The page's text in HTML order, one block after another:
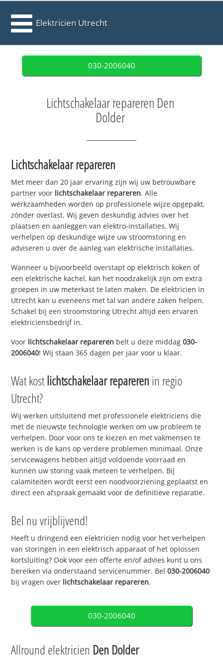
Elektricien Utrecht
030-2006040
Lichtschakelaar repareren Den
Dolder
Lichtschakelaar repareren
Met meer dan 20 jaar ervaring zijn wij uw betrouwbare
partner voor lichtschakelaar repareren. Alle
werkzaamheden worden op professionele wijze opgepakt,
zónder overlast. Wij geven deskundig advies over het
plaatsen en aanleggen van elektro-installaties. Wij
verhelpen op deskundige wijze uw stroomstoring en
adviseren u over de aanleg van elektrische installaties.
Wanneer u bijvoorbeeld overstapt op elektrisch koken of
een elektrische kachel, kan het noodzakelijk zijn om extra
groepen in uw meterkast te laten maken. De elektricien in
Utrecht kan u eveneens met tal van andere zaken helpen.
Schakel bij een stroomstoring Utrecht altijd een ervaren
elektriciensbedrijf in.
Voor lichtschakelaar repareren belt u deze middag030-
2006040! Wij staan 365 dagen per jaar voor u klaar.
Wat kostlichtschakelaar repareren in regio
Utrecht?
Wij werken uitsluitend met professionele elektriciens die
met de nieuwste technologie werken om uw probleem te
verhelpen. Door voor ons te kiezen en met vakmensen te
werken is de kans op verdere problemen minimaal. Onze
servicewagens hebben altijd voldoende voorraad en
kunnen uw storing vaak meteen te verhelpen. Bij
calamiteiten wordt eerst een noodvoorziening geplaatst en
direct een afspraak gemaakt voor de definitieve reparatie.
Bel nu vrijblijvend!
Heeft u dringend een elektricien nodig voor het verhelpen
van storingen in een elektrisch apparaat of het oplossen
kortsluiting? Ook voor een offerte en/of advies kunt u ons
bereiken via onderstaand servicenummer. Bel030-2006040
bij vragen over lichtschakelaar repareren.
030-2006040
Allround elektricien Den Dolder